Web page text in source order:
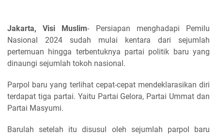
Jakarta, Visi Muslim- Persiapan menghadapi Pemilu
Nasional 2024 sudah mulai kentara dari sejumlah
pertemuan hingga terbentuknya partai politik baru yang
dinaungi sejumlah tokoh nasional.
Parpol baru yang terlihat cepat-cepat mendeklarasikan diri
terdapat tiga partai. Yaitu Partai Gelora, Partai Ummat dan
Partai Masyumi.
Barulah setelah itu disusul oleh sejumlah parpol baru